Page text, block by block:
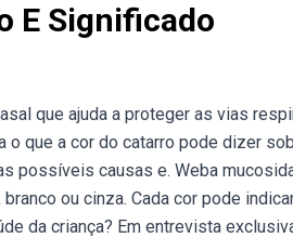
E Significado
que ajuda a proteger as vias
que a cor do catarro pode dizer
possíveis causas e. Weba
ou cinza. Cada cor pode
da criança? Em entrevista